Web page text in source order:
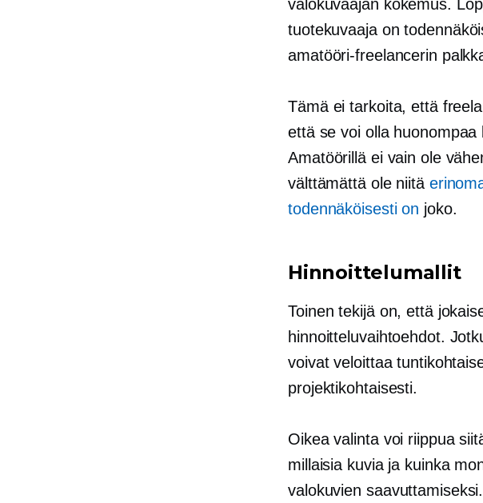
valokuvaajan kokemus.
tuotekuvaaja on
amatööri-freelancerin
Tämä ei tarkoita, että
että se voi olla
Amatöörillä ei vain ole
välttämättä ole niitä
todennäköisesti on joko.
Hinnoittelumallit
Toinen tekijä on, että
hinnoitteluvaihtoehdot.
voivat veloittaa
projektikohtaisesti.
Oikea valinta voi riippua
millaisia ​​kuvia ja kuinka
valokuvien